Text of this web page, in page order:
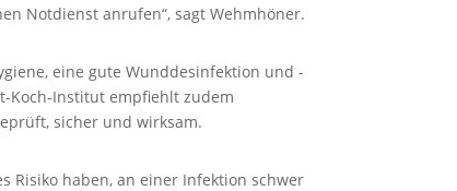
Notdienst anrufen“, sagt Wehmhöner.
eine gute Wunddesinfektion und -
Koch-Institut empfiehlt zudem
sicher und wirksam.
Risiko haben, an einer Infektion schwer